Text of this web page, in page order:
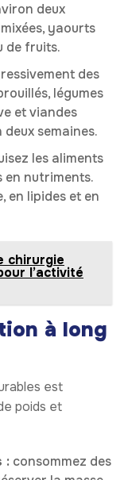
deux
yaourts
de fruits.
des
légumes
et viandes
semaines.
les aliments
en nutriments.
en lipides et en
chirurgie
l’activité
à long
est
poids et
: consommez des